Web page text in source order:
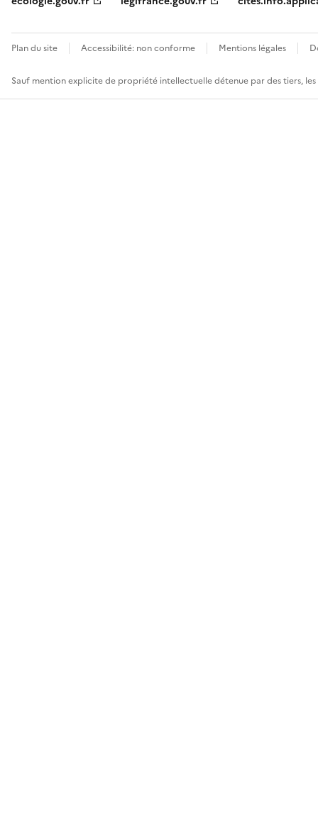
Plan du site Accessibilité: non conforme Mentions légales
Sauf mention explicite de propriété intellectuelle détenue par des tiers,